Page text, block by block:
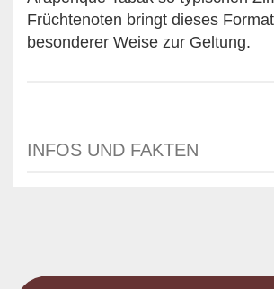
Früchtenoten bringt dieses
besonderer Weise zur Geltung.
INFOS UND FAKTEN